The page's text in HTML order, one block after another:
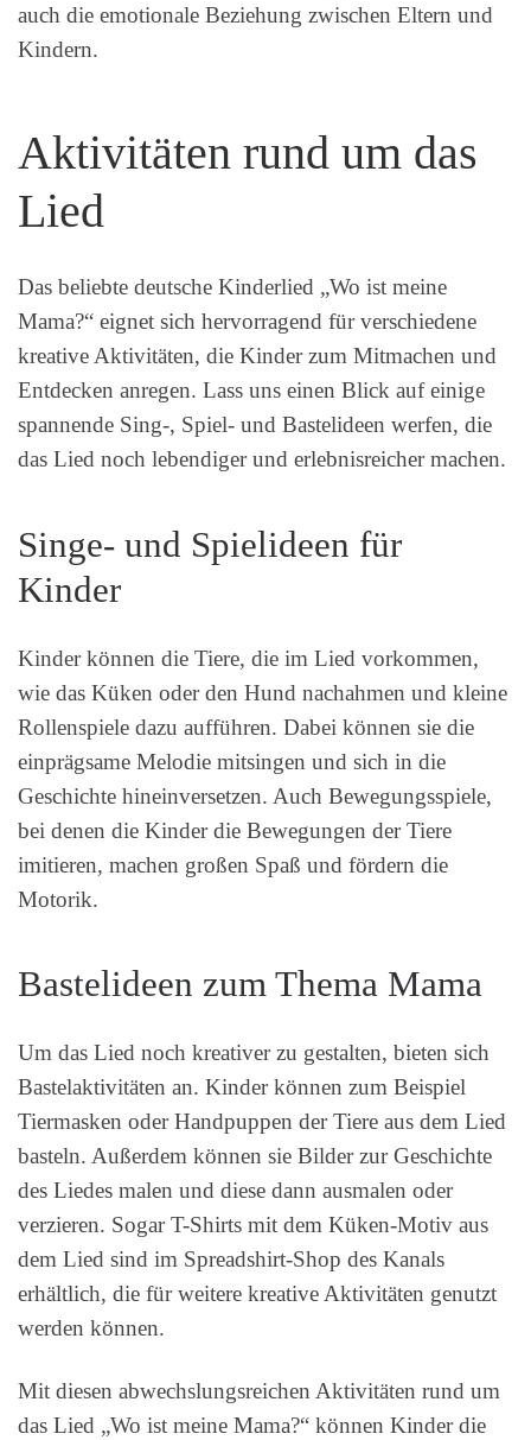
auch die emotionale Beziehung zwischen Eltern und
Kindern.
Aktivitäten rund um das
Lied
Das beliebte deutsche Kinderlied „Wo ist meine
Mama?“ eignet sich hervorragend für verschiedene
kreative Aktivitäten, die Kinder zum Mitmachen und
Entdecken anregen. Lass uns einen Blick auf einige
spannende Sing-, Spiel- und Bastelideen werfen, die
das Lied noch lebendiger und erlebnisreicher machen.
Singe- und Spielideen für
Kinder
Kinder können die Tiere, die im Lied vorkommen,
wie das Küken oder den Hund nachahmen und kleine
Rollenspiele dazu aufführen. Dabei können sie die
einprägsame Melodie mitsingen und sich in die
Geschichte hineinversetzen. Auch Bewegungsspiele,
bei denen die Kinder die Bewegungen der Tiere
imitieren, machen großen Spaß und fördern die
Motorik.
Bastelideen zum Thema Mama
Um das Lied noch kreativer zu gestalten, bieten sich
Bastelaktivitäten an. Kinder können zum Beispiel
Tiermasken oder Handpuppen der Tiere aus dem Lied
basteln. Außerdem können sie Bilder zur Geschichte
des Liedes malen und diese dann ausmalen oder
verzieren. Sogar T-Shirts mit dem Küken-Motiv aus
dem Lied sind im Spreadshirt-Shop des Kanals
erhältlich, die für weitere kreative Aktivitäten genutzt
werden können.
Mit diesen abwechslungsreichen Aktivitäten rund um
das Lied „Wo ist meine Mama?“ können Kinder die